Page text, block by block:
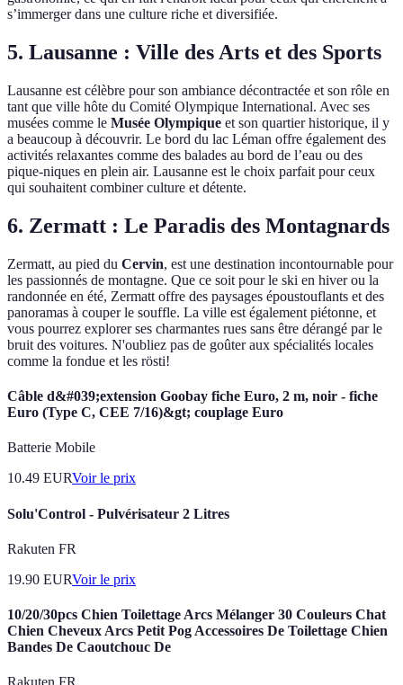
s’immerger dans une culture riche et diversifiée.
5. Lausanne : Ville des Arts et des Sports
Lausanne est célèbre pour son ambiance décontractée et son rôle en
tant que ville hôte du Comité Olympique International. Avec ses
musées comme le Musée Olympique et son quartier historique, il y
a beaucoup à découvrir. Le bord du lac Léman offre également des
activités relaxantes comme des balades au bord de l’eau ou des
pique-niques en plein air. Lausanne est le choix parfait pour ceux
qui souhaitent combiner culture et détente.
6. Zermatt : Le Paradis des Montagnards
Zermatt, au pied du Cervin, est une destination incontournable pour
les passionnés de montagne. Que ce soit pour le ski en hiver ou la
randonnée en été, Zermatt offre des paysages époustouflants et des
panoramas à couper le souffle. La ville est également piétonne, et
vous pourrez explorer ses charmantes rues sans être dérangé par le
bruit des voitures. N'oubliez pas de goûter aux spécialités locales
comme la fondue et les rösti!
Câble d&#039;extension Goobay fiche Euro, 2 m, noir - fiche
Euro (Type C, CEE 7/16)&gt; couplage Euro
Batterie Mobile
10.49 EURVoir le prix
Solu'Control - Pulvérisateur 2 Litres
Rakuten FR
19.90 EURVoir le prix
10/20/30pcs Chien Toilettage Arcs Mélanger 30 Couleurs Chat
Chien Cheveux Arcs Petit Pog Accessoires De Toilettage Chien
Bandes De Caoutchouc De